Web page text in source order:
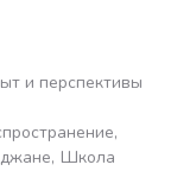
и перспективы
Школа